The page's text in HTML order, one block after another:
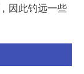
因此钓远一些